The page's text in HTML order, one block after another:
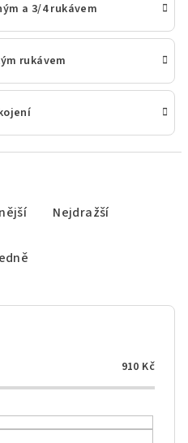
a 3/4 rukávem
rukávem
Nejdražší
910 Kč